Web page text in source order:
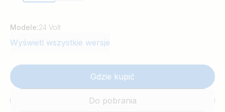
Modele:24 Volt
Wyświetl wszystkie wersje
Gdzie kupić
Do pobrania